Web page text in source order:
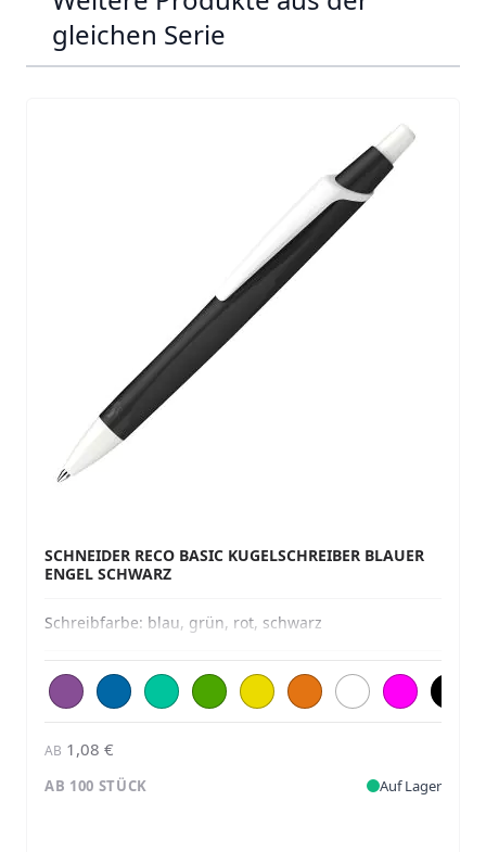
gleichen Serie
SCHNEIDER RECO BASIC KUGELSCHREIBER BLAUER
ENGEL SCHWARZ
Schreibfarbe: blau, grün, rot, schwarz
AB 1,08 €
AB 100 STÜCK Auf Lager